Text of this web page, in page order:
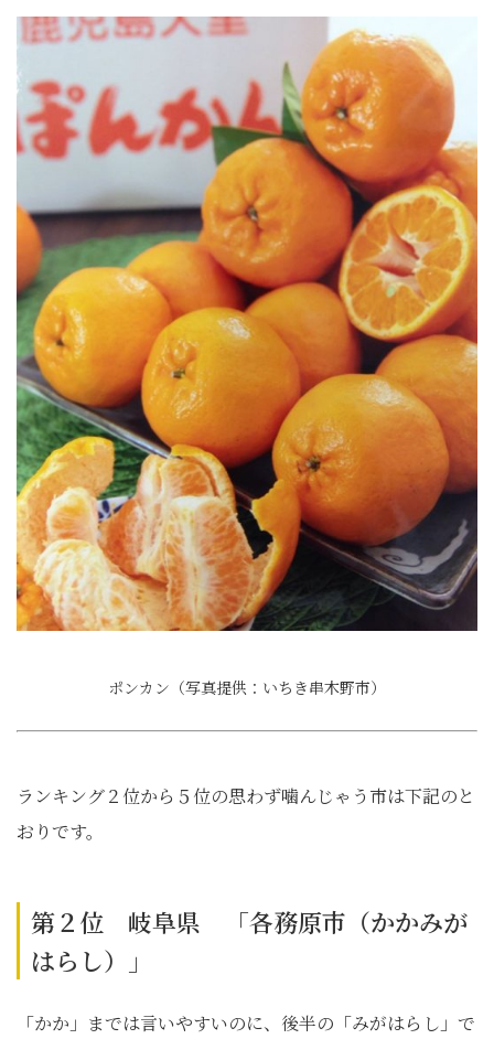
ポンカン（写真提供：いちき串木野市）
ランキング２位から５位の思わず噛んじゃう市は下記のと
おりです。
第２位 岐阜県 「各務原市（かかみが
はらし）」
「かか」までは言いやすいのに、後半の「みがはらし」で